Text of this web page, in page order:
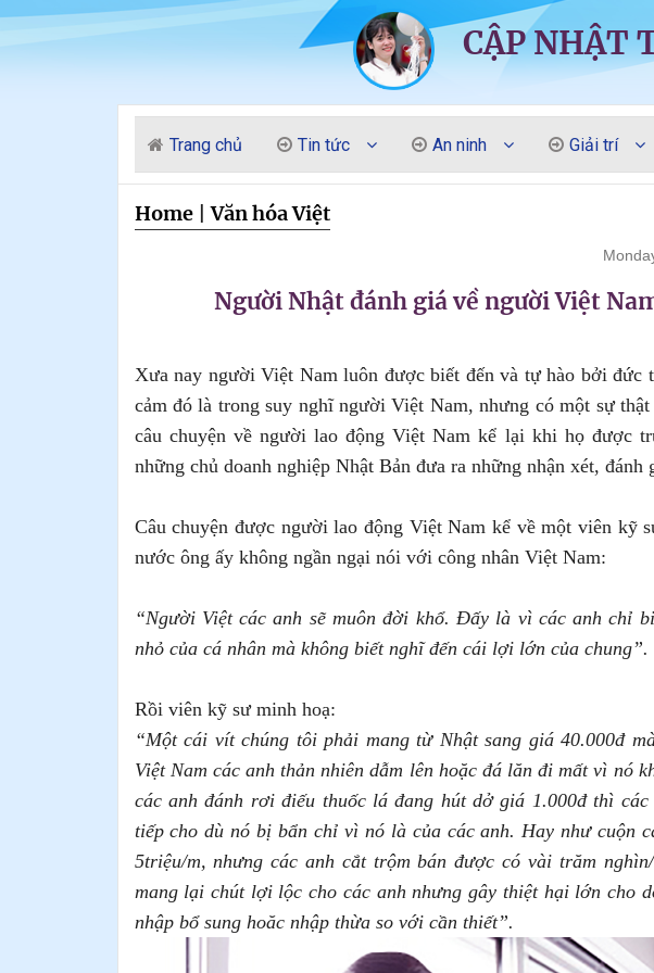
CẬP NHẬT
Trang chủ Tin tức An ninh Giải trí
Home|Văn hóa Việt
Người Nhật đánh giá về người Việt
Xưa nay người Việt Nam luôn được biết đến và tự hào bởi đức
cảm đó là trong suy nghĩ người Việt Nam, nhưng có một sự
câu chuyện về người lao động Việt Nam kể lại khi họ được
những chủ doanh nghiệp Nhật Bản đưa ra những nhận xét,
Câu chuyện được người lao động Việt Nam kể về một viên kỹ
nước ông ấy không ngần ngại nói với công nhân Việt Nam:
“Người Việt các anh sẽ muôn đời khổ. Đấy là vì các anh chỉ
nhỏ của cá nhân mà không biết nghĩ đến cái lợi lớn của chung”.
Rồi viên kỹ sư minh hoạ:
“Một cái vít chúng tôi phải mang từ Nhật sang giá 40.000đ
Việt Nam các anh thản nhiên dẫm lên hoặc đá lăn đi mất vì nó
các anh đánh rơi điếu thuốc lá đang hút dở giá 1.000đ thì
tiếp cho dù nó bị bẩn chỉ vì nó là của các anh. Hay như cuộn
5triệu/m, nhưng các anh cắt trộm bán được có vài trăm
mang lại chút lợi lộc cho các anh nhưng gây thiệt hại lớn cho
nhập bổ sung hoăc nhập thừa so với cần thiết”.